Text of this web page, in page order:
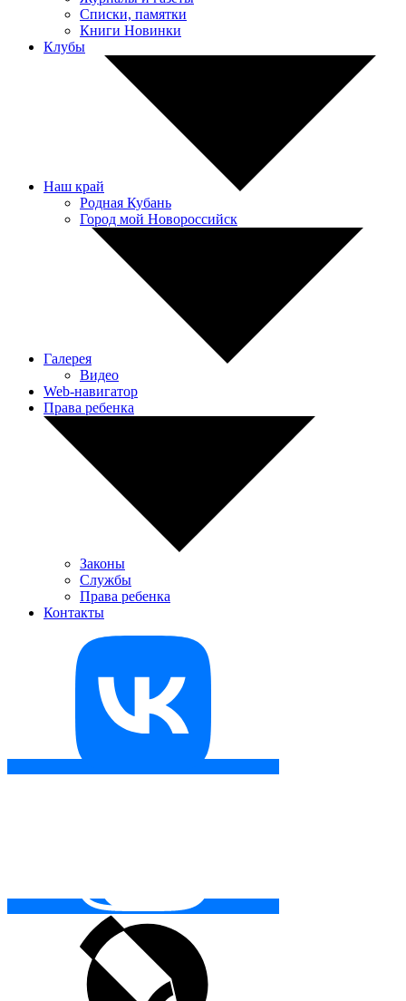
Списки, памятки
Книги Новинки
Клубы
Наш край
Родная Кубань
Город мой Новороссийск
Галерея
Видео
Web-навигатор
Права ребенка
Законы
Службы
Права ребенка
Контакты